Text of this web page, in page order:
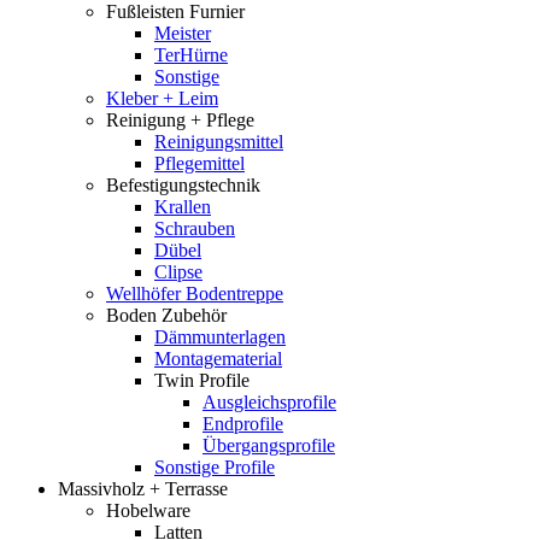
Fußleisten Furnier
Meister
TerHürne
Sonstige
Kleber + Leim
Reinigung + Pflege
Reinigungsmittel
Pflegemittel
Befestigungstechnik
Krallen
Schrauben
Dübel
Clipse
Wellhöfer Bodentreppe
Boden Zubehör
Dämmunterlagen
Montagematerial
Twin Profile
Ausgleichsprofile
Endprofile
Übergangsprofile
Sonstige Profile
Massivholz + Terrasse
Hobelware
Latten